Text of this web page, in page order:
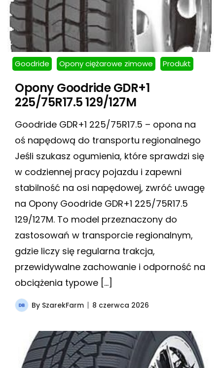
Goodride Opony ciężarowe zimowe Produkt
Opony Goodride GDR+1
225/75R17.5 129/127M
Goodride GDR+1 225/75R17.5 – opona na
oś napędową do transportu regionalnego
Jeśli szukasz ogumienia, które sprawdzi się
w codziennej pracy pojazdu i zapewni
stabilność na osi napędowej, zwróć uwagę
na Opony Goodride GDR+1 225/75R17.5
129/127M. To model przeznaczony do
zastosowań w transporcie regionalnym,
gdzie liczy się regularna trakcja,
przewidywalne zachowanie i odporność na
obciążenia typowe […]
By SzarekFarm 8 czerwca 2026